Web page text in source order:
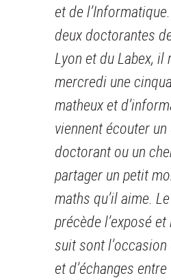
et de
deux doctorantes
Lyon et du Labex, il
mercredi une
matheux et
viennent écouter
doctorant ou un
partager un petit
maths qu’il aime.
précède l’exposé et
suit sont
et d’échanges entre